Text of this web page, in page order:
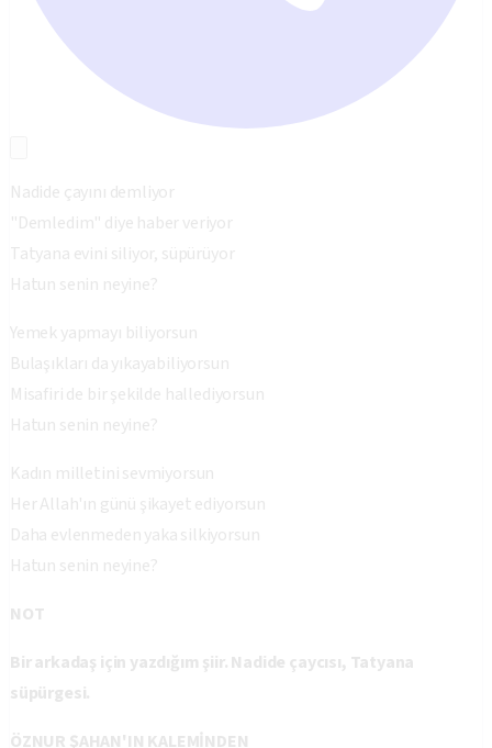
Nadide çayını demliyor
"Demledim" diye haber veriyor
Tatyana evini siliyor, süpürüyor
Hatun senin neyine?
Yemek yapmayı biliyorsun
Bulaşıkları da yıkayabiliyorsun
Misafiri de bir şekilde hallediyorsun
Hatun senin neyine?
Kadın milletini sevmiyorsun
Her Allah'ın günü şikayet ediyorsun
Daha evlenmeden yaka silkiyorsun
Hatun senin neyine?
NOT
Bir arkadaş için yazdığım şiir. Nadide çaycısı, Tatyana
süpürgesi.
ÖZNUR ŞAHAN'IN KALEMİNDEN